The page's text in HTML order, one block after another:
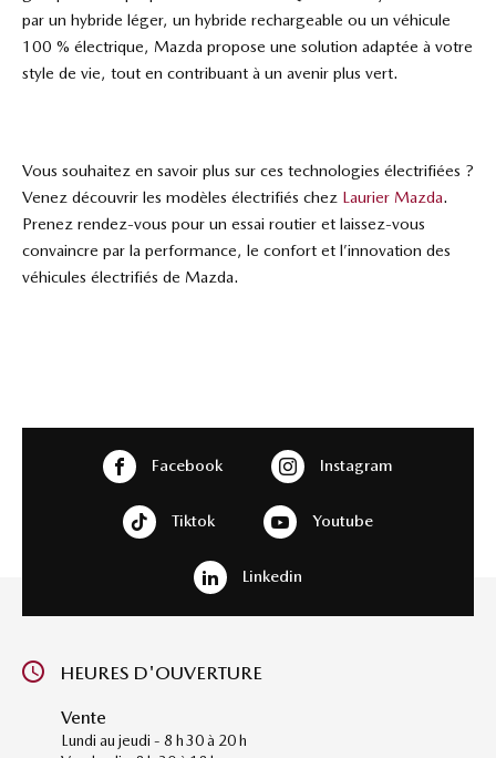
par un hybride léger, un hybride rechargeable ou un véhicule
100 % électrique, Mazda propose une solution adaptée à votre
style de vie, tout en contribuant à un avenir plus vert.
Vous souhaitez en savoir plus sur ces technologies électrifiées ?
Venez découvrir les modèles électrifiés chez Laurier Mazda.
Prenez rendez-vous pour un essai routier et laissez-vous
convaincre par la performance, le confort et l’innovation des
véhicules électrifiés de Mazda.
Facebook Instagram
Tiktok Youtube
Linkedin
HEURES D'OUVERTURE
Vente
Lundi au jeudi - 8 h 30 à 20 h